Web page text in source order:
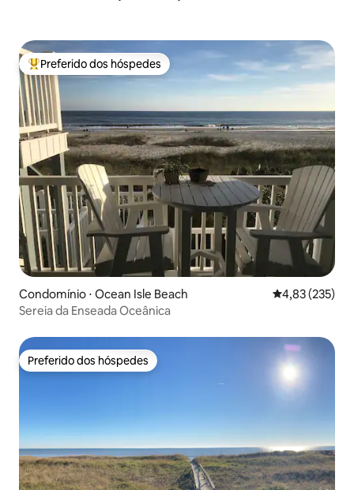
Entre os melhores preferidos dos hóspedes
Preferido dos hóspedes
Condomínio ⋅ Ocean Isle Beach 4,83 de uma
4,83 (235)
Sereia da Enseada Oceânica
Preferido dos hóspedes
Preferido dos hóspedes